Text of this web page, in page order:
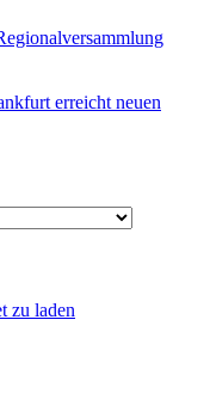
erreicht neuen
zu laden